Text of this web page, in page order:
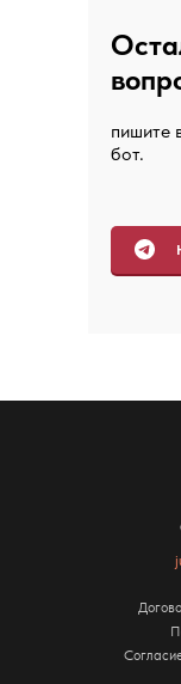
пишите
бот.